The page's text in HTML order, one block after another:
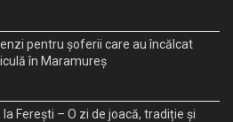
pentru șoferii care au încălcat
în Maramureș
Ferești – O zi de joacă, tradiție și